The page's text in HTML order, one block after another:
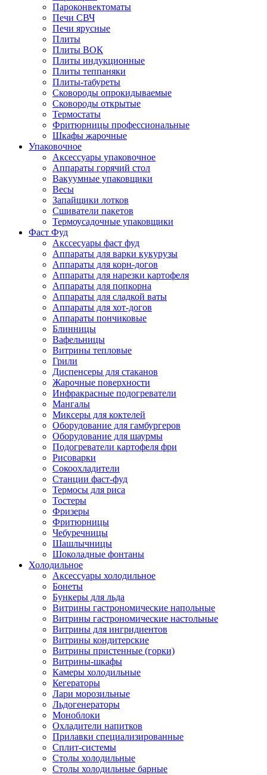
Пароконвектоматы
Печи СВЧ
Печи ярусные
Плиты
Плиты ВОК
Плиты индукционные
Плиты теппаняки
Плиты-табуреты
Сковороды опрокидываемые
Сковороды открытые
Термостаты
Фритюрницы профессиональные
Шкафы жарочные
Упаковочное
Аксессуары упаковочное
Аппараты горячий стол
Вакуумные упаковщики
Весы
Запайщики лотков
Сшиватели пакетов
Термоусадочные упаковщики
Фаст Фуд
Акссесуары фаст фуд
Аппараты для варки кукурузы
Аппараты для корн-догов
Аппараты для нарезки картофеля
Аппараты для попкорна
Аппараты для сладкой ваты
Аппараты для хот-догов
Аппараты пончиковые
Блинницы
Вафельницы
Витрины тепловые
Грили
Диспенсеры для стаканов
Жарочные поверхности
Инфракрасные подогреватели
Мангалы
Миксеры для коктелей
Оборудование для гамбургеров
Оборудование для шаурмы
Подогреватели картофеля фри
Рисоварки
Сокоохладители
Станции фаст-фуд
Термосы для риса
Тостеры
Фризеры
Фритюрницы
Чебуречницы
Шашлычницы
Шоколадные фонтаны
Холодильное
Аксессуары холодильное
Бонеты
Бункеры для льда
Витрины гастрономические напольные
Витрины гастрономические настольные
Витрины для ингридиентов
Витрины кондитерские
Витрины пристенные (горки)
Витрины-шкафы
Камеры холодильные
Кегераторы
Лари морозильные
Льдогенераторы
Моноблоки
Охладители напитков
Прилавки специализированные
Сплит-системы
Столы холодильные
Столы холодильные барные